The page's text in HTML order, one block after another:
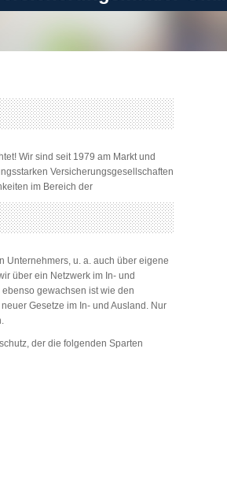
Wir sind seit 1979 am Markt und
Versicherungsgesellschaften
im Bereich der
Unternehmers, u. a. auch über eigene
über ein Netzwerk im In- und
gewachsen ist wie den
Gesetze im In- und Ausland. Nur
der die folgenden Sparten